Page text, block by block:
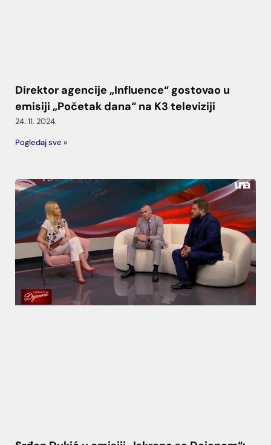
Direktor agencije „Influence“ gostovao u
emisiji „Početak dana“ na K3 televiziji
24. 11. 2024.
Pogledaj sve »